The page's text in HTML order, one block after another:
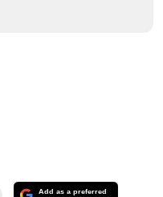
Add as a preferred